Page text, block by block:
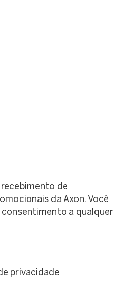
de
da Axon. Você
consentimento a qualquer
privacidade